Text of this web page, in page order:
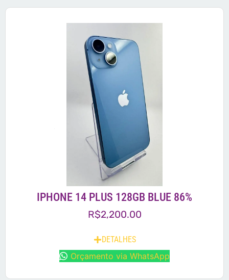
IPHONE 14 PLUS 128GB BLUE 86%
R$2,200.00
DETALHES
Orçamento via WhatsApp